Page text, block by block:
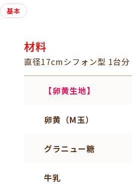
基本
材料
直径17cmシフォン型 1台分
【卵黄生地】
卵黄（M玉）
グラニュー糖
牛乳